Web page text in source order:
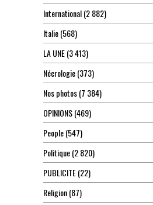
International(2 882)
Italie(568)
LA UNE(3 413)
Nécrologie(373)
Nos photos(7 384)
OPINIONS(469)
People(547)
Politique(2 820)
PUBLICITE(22)
Religion(87)